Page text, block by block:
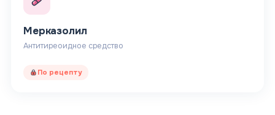
Мерказолил
Антитиреоидное средство
По рецепту